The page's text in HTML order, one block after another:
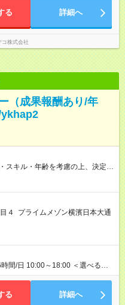
る 詳細へ
コ株式会社
（成果報酬あり/年
ykhap2
スキル・年齢を考慮の上、決定し
さんが、時給に加えて、月7万円
入されています。 ※試用期間は3
。そのほかの条件に変更はあり
と異なる部分があります。 雇用
与：本採用時と同じです。 ※試
契約です。そのほかの条件に変
時間が110時間未満の方は試用期
４ プライムメゾン横濱日本大通
10:00～18:00 ＜選べるシ
～17:00 (3)10:00～18:00 ◎
社／残業はほとんどありませ
る 詳細へ